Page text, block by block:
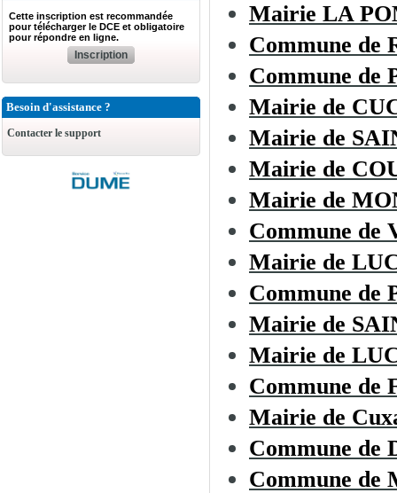
Cette inscription est recommandée
pour télécharger le DCE et obligatoire
pour répondre en ligne.
Inscription
Besoin d'assistance ?
Contacter le support
Mairie LA
Commune de
Commune de
Mairie de
Mairie de
Mairie de
Mairie de
Commune
Mairie de
Commune de
Mairie de
Mairie de
Commune de
Mairie de
Commune de
Commune de